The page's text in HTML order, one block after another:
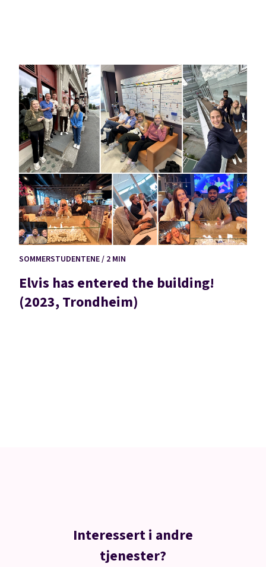
SOMMERSTUDENTENE / 2 MIN
Elvis has entered the building!
(2023, Trondheim)
Interessert i andre
tjenester?